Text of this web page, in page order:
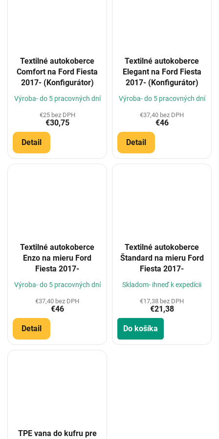
Textilné autokoberce
Comfort na Ford Fiesta
2017- (Konfigurátor)
Výroba- do 5 pracovných dní
€25 bez DPH
€30,75
Detail
Textilné autokoberce
Elegant na Ford Fiesta
2017- (Konfigurátor)
Výroba- do 5 pracovných dní
€37,40 bez DPH
€46
Detail
Textilné autokoberce
Enzo na mieru Ford
Fiesta 2017-
Výroba- do 5 pracovných dní
€37,40 bez DPH
€46
Detail
Textilné autokoberce
Štandard na mieru Ford
Fiesta 2017-
Skladom- ihneď k expedícii
€17,38 bez DPH
€21,38
Do košíka
TPE vana do kufru pre